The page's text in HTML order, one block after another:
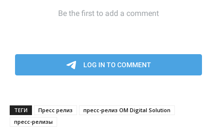
ТЕГИ Пресс релиз
пресс-релиз OM Digital Solution
пресс-релизы